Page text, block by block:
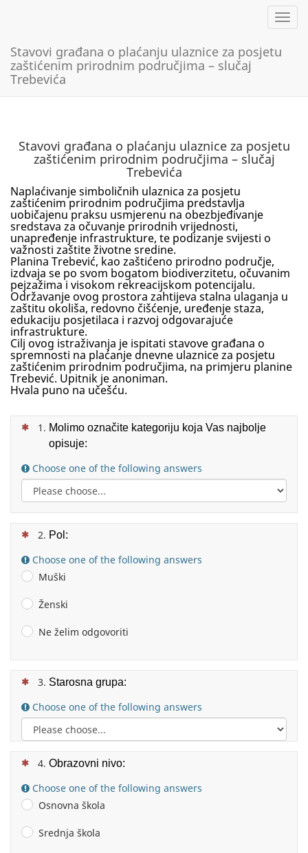
Stavovi građana o plaćanju ulaznice za posjetu
zaštićenim prirodnim područjima – slučaj
Trebevića
Stavovi građana o plaćanju ulaznice za posjetu
zaštićenim prirodnim područjima – slučaj
Trebevića
Naplaćivanje simboličnih ulaznica za posjetu
zaštićenim prirodnim područjima predstavlja
uobičajenu praksu usmjerenu na obezbjeđivanje
sredstava za očuvanje prirodnih vrijednosti,
unapređenje infrastrukture, te podizanje svijesti o
važnosti zaštite životne sredine.
Planina Trebević, kao zaštićeno prirodno područje,
izdvaja se po svom bogatom biodiverzitetu, očuvanim
pejzažima i visokom rekreacijskom potencijalu.
Održavanje ovog prostora zahtijeva stalna ulaganja u
zaštitu okoliša, redovno čišćenje, uređenje staza,
edukaciju posjetilaca i razvoj odgovarajuće
infrastrukture.
Cilj ovog istraživanja je ispitati stavove građana o
spremnosti na plaćanje dnevne ulaznice za posjetu
zaštićenim prirodnim područjima, na primjeru planine
Trebević. Upitnik je anoniman.
Hvala puno na učešću.
(This question is mandatory)
Molimo označite kategoriju koja Vas najbolje
opisuje:
Choose one of the following answers
(This question is mandatory)
Pol:
Choose one of the following answers
Muški
Ženski
Ne želim odgovoriti
(This question is mandatory)
Starosna grupa:
Choose one of the following answers
(This question is mandatory)
Obrazovni nivo:
Choose one of the following answers
Osnovna škola
Srednja škola